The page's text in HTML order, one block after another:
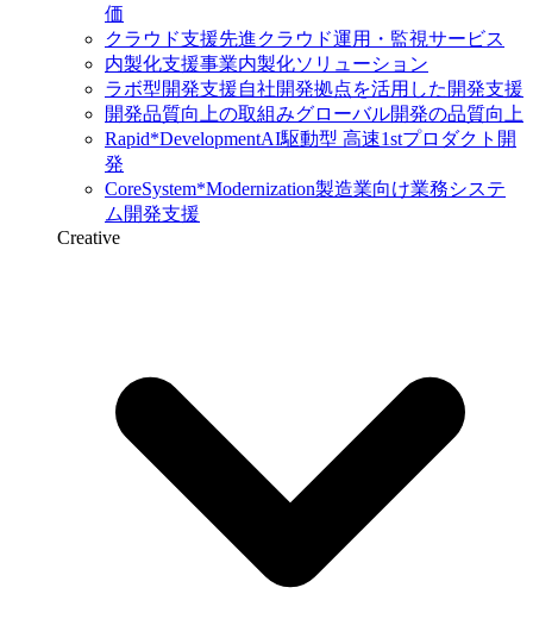
価
クラウド支援先進クラウド運用・監視サービス
内製化支援事業内製化ソリューション
ラボ型開発支援自社開発拠点を活用した開発支援
開発品質向上の取組みグローバル開発の品質向上
Rapid*DevelopmentAI駆動型 高速1stプロダクト開
発
CoreSystem*Modernization製造業向け業務システ
ム開発支援
Creative